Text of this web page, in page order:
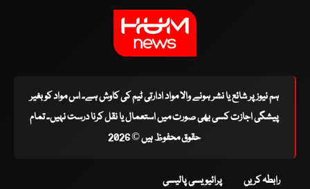
ہم نیوز پر شائع یا نشر ہونے والا مواد ادارتی ٹیم کی کاوش ہے۔ اس مواد کو بغیر
پیشگی اجازت کسی بھی صورت میں استعمال یا نقل کرنا درست نہیں۔ تمام
حقوق محفوظ ہیں © 2026
رابطہ کریں پرائیویسی پالیسی